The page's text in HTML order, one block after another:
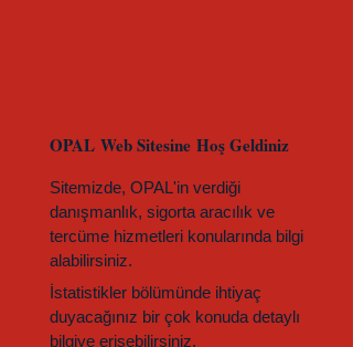
OPAL Web Sitesine Hoş Geldiniz
Sitemizde, OPAL'in verdiği
danışmanlık, sigorta aracılık ve
tercüme hizmetleri konularında bilgi
alabilirsiniz.
İstatistikler bölümünde ihtiyaç
duyacağınız bir çok konuda detaylı
bilgiye erişebilirsiniz.